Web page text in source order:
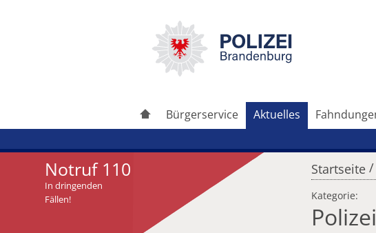
Bürgerservice Aktuelles
Notruf 110
In dringenden
Fällen!
Startseite /
Kategorie: